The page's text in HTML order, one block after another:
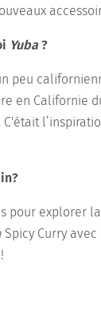
Yuba ?
peu
en Californie
pour explorer la
Spicy Curry avec